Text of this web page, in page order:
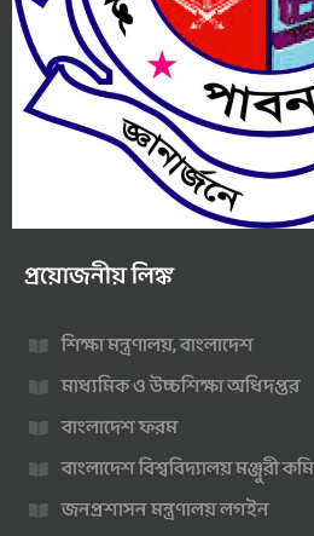
প্রয়োজনীয় লিঙ্ক
শিক্ষা মন্ত্রণালয়, বাংলাদেশ
মাধ্যমিক ও উচ্চশিক্ষা অধিদপ্তর
বাংলাদেশ ফরম
বাংলাদেশ বিশ্ববিদ্যালয় মঞ্জুরী
জনপ্রশাসন মন্ত্রণালয় লগইন